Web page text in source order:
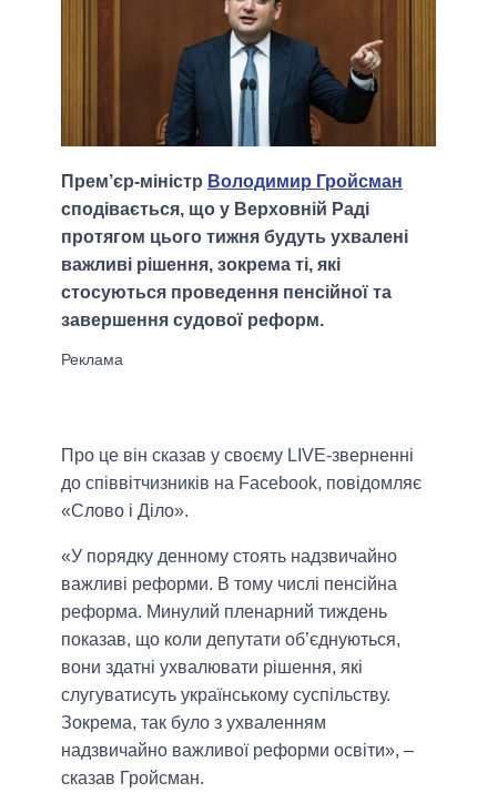
Прем’єр-міністр Володимир Гройсман
сподівається, що у Верховній Раді
протягом цього тижня будуть ухвалені
важливі рішення, зокрема ті, які
стосуються проведення пенсійної та
завершення судової реформ.
Про це він сказав у своєму LIVE-зверненні
до співвітчизників на Facebook, повідомляє
«Слово і Діло».
«У порядку денному стоять надзвичайно
важливі реформи. В тому числі пенсійна
реформа. Минулий пленарний тиждень
показав, що коли депутати об’єднуються,
вони здатні ухвалювати рішення, які
слугуватисуть українському суспільству.
Зокрема, так було з ухваленням
надзвичайно важливої реформи освіти», –
сказав Гройсман.